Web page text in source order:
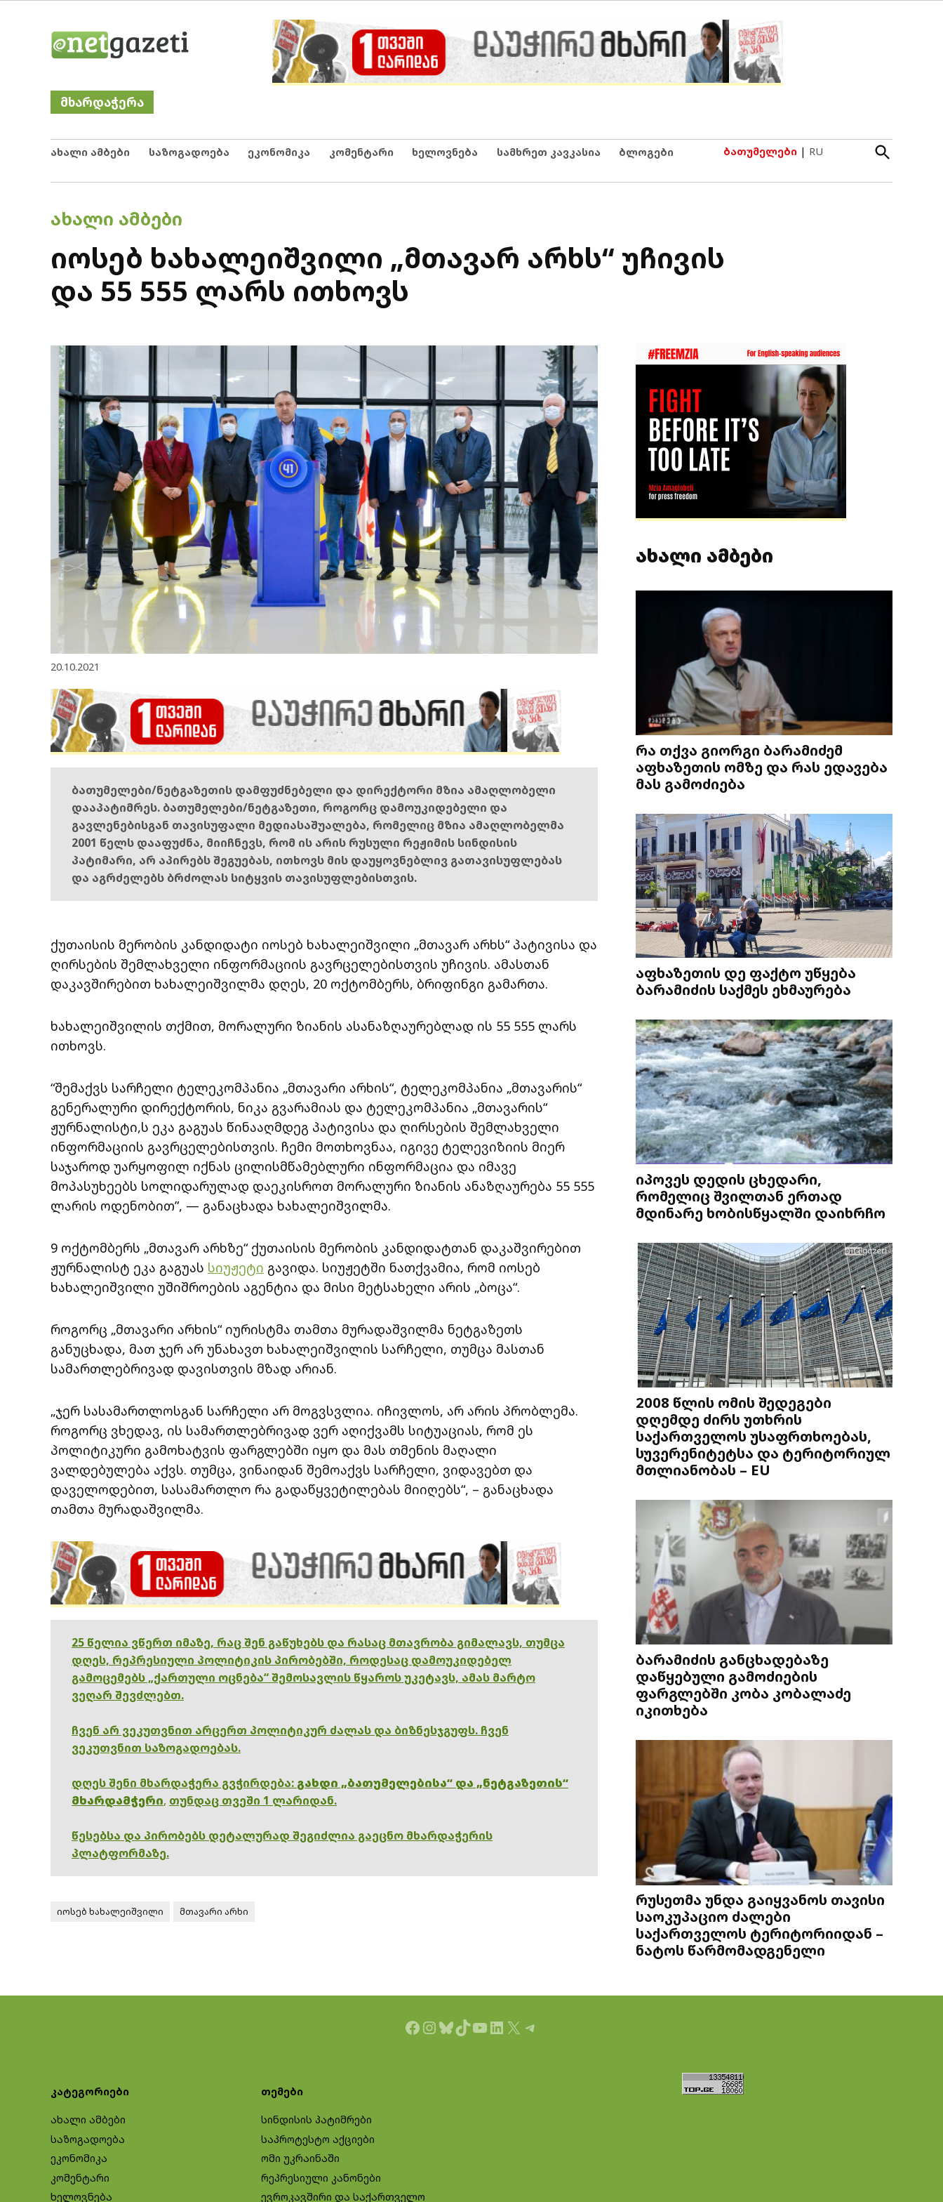
Netgazeti
მხარდაჭერა
ახალი ამბები საზოგადოება ეკონომიკა კომენტარი ხელოვნება სამხრეთ კავკასია ბლოგები ბათუმელები | RU
Open
Search
POSTED
ᲐᲮᲐᲚᲘ ᲐᲛᲑᲔᲑᲘ
იოსებ ხახალეიშვილი „მთავარ არხს“ უჩივის
და 55 555 ლარს ითხოვს
20.10.2021
ბათუმელები/ნეტგაზეთის დამფუძნებელი და დირექტორი მზია ამაღლობელი
დააპატიმრეს. ბათუმელები/ნეტგაზეთი, როგორც დამოუკიდებელი და
გავლენებისგან თავისუფალი მედიასაშუალება, რომელიც მზია ამაღლობელმა
2001 წელს დააფუძნა, მიიჩნევს, რომ ის არის რუსული რეჟიმის სინდისის
პატიმარი, არ აპირებს შეგუებას, ითხოვს მის დაუყოვნებლივ გათავისუფლებას
და აგრძელებს ბრძოლას სიტყვის თავისუფლებისთვის.
ქუთაისის მერობის კანდიდატი იოსებ ხახალეიშვილი „მთავარ არხს“ პატივისა და
ღირსების შემლახველი ინფორმაციის გავრცელებისთვის უჩივის. ამასთან
დაკავშირებით ხახალეიშვილმა დღეს, 20 ოქტომბერს, ბრიფინგი გამართა.
ხახალეიშვილის თქმით, მორალური ზიანის ასანაზღაურებლად ის 55 555 ლარს
ითხოვს.
“შემაქვს სარჩელი ტელეკომპანია „მთავარი არხის“, ტელეკომპანია „მთავარის“
გენერალური დირექტორის, ნიკა გვარამიას და ტელეკომპანია „მთავარის“
ჟურნალისტი,ს ეკა გაგუას წინააღმდეგ პატივისა და ღირსების შემლახველი
ინფორმაციის გავრცელებისთვის. ჩემი მოთხოვნაა, იგივე ტელევიზიის მიერ
საჯაროდ უარყოფილ იქნას ცილისმწამებლური ინფორმაცია და იმავე
მოპასუხეებს სოლიდარულად დაეკისროთ მორალური ზიანის ანაზღაურება 55 555
ლარის ოდენობით”, — განაცხადა ხახალეიშვილმა.
9 ოქტომბერს „მთავარ არხზე“ ქუთაისის მერობის კანდიდატთან დაკაშვირებით
ჟურნალისტ ეკა გაგუას სიუჟეტი გავიდა. სიუჟეტში ნათქვამია, რომ იოსებ
ხახალეიშვილი უშიშროების აგენტია და მისი მეტსახელი არის „ბოცა“.
როგორც „მთავარი არხის“ იურისტმა თამთა მურადაშვილმა ნეტგაზეთს
განუცხადა, მათ ჯერ არ უნახავთ ხახალეიშვილის სარჩელი, თუმცა მასთან
სამართლებრივად დავისთვის მზად არიან.
„ჯერ სასამართლოსგან სარჩელი არ მოგვსვლია. იჩივლოს, არ არის პრობლემა.
როგორც ვხედავ, ის სამართლებრივად ვერ აღიქვამს სიტუაციას, რომ ეს
პოლიტიკური გამოხატვის ფარგლებში იყო და მას თმენის მაღალი
ვალდებულება აქვს. თუმცა, ვინაიდან შემოაქვს სარჩელი, ვიდავებთ და
დაველოდებით, სასამართლო რა გადაწყვეტილებას მიიღებს“, – განაცხადა
თამთა მურადაშვილმა.
25 წელია ვწერთ იმაზე, რაც შენ გაწუხებს და რასაც მთავრობა გიმალავს, თუმცა
დღეს, რეპრესიული პოლიტიკის პირობებში, როდესაც დამოუკიდებელ
გამოცემებს „ქართული ოცნება“ შემოსავლის წყაროს უკეტავს, ამას მარტო
ვეღარ შევძლებთ.
ჩვენ არ ვეკუთვნით არცერთ პოლიტიკურ ძალას და ბიზნესჯგუფს. ჩვენ
ვეკუთვნით საზოგადოებას.
დღეს შენი მხარდაჭერა გვჭირდება: გახდი „ბათუმელებისა“ და „ნეტგაზეთის“
მხარდამჭერი, თუნდაც თვეში 1 ლარიდან.
წესებსა და პირობებს დეტალურად შეგიძლია გაეცნო მხარდაჭერის
პლატფორმაზე.
იოსებ ხახალეიშვილი მთავარი არხი
ახალი ამბები
რა თქვა გიორგი ბარამიძემ
აფხაზეთის ომზე და რას ედავება
მას გამოძიება
აფხაზეთის დე ფაქტო უწყება
ბარამიძის საქმეს ეხმაურება
იპოვეს დედის ცხედარი,
რომელიც შვილთან ერთად
მდინარე ხობისწყალში დაიხრჩო
2008 წლის ომის შედეგები
დღემდე ძირს უთხრის
საქართველოს უსაფრთხოებას,
სუვერენიტეტსა და ტერიტორიულ
მთლიანობას – EU
ბარამიძის განცხადებაზე
დაწყებული გამოძიების
ფარგლებში კობა კობალაძე
იკითხება
რუსეთმა უნდა გაიყვანოს თავისი
საოკუპაციო ძალები
საქართველოს ტერიტორიიდან –
ნატოს წარმომადგენელი
Facebook
Instagram
Bluesky
TikTok
YouTube
LinkedIn
X Telegram
კატეგორიები
ახალი ამბები
საზოგადოება
ეკონომიკა
კომენტარი
ხელოვნება
თემები
სინდისის პატიმრები
საპროტესტო აქციები
ომი უკრაინაში
რეპრესიული კანონები
ევროკავშირი და საქართველო